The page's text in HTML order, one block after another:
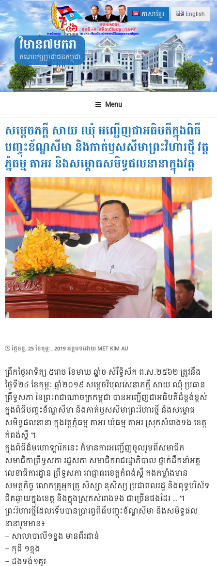
Skip
to
content
ភាសាខ្មែរ English
វិមាន៧មករា
គណបក្សប្រជាជនកម្ពុជា
Menu
សម្តេចភក្តី សាយ ឈុំ អញ្ជើញជាអធិបតីក្នុងពិធី
បញ្ចុះខ័ណ្ឌសីមា និងកាត់ឫសសីមាព្រះវិហារថ្មី វត្ត
ភ្នំធម្ម តាអរ និងសម្ពោធសមិទ្ធផលនានាក្នុងវត្ត
POSTED
ថ្ងៃ​ចន្ទ, 25 ខែ​កុម្ភៈ, 2019អត្ថបទដោយ MET KIM AU
ព្រឹកថ្ងៃអាទិត្យ ៥រោច ខែមាឃ ឆ្នាំច សំរឹទ្ធិស័ក ព.ស.២៥៦២ ត្រូវនឹង
ថ្ងៃទី២៤ ខែកុម្ភៈ ឆ្នាំ២០១៩ សម្តេចវិបុលសេនាភក្តី សាយ ឈុំ ប្រធាន
ព្រឹទ្ធសភា នៃព្រះរាជាណាចក្រកម្ពុជា បានអញ្ជើញជាអធិបតីដ៏ខ្ពង់ខ្ពស់
ក្នុងពិធីបញ្ចុះខ័ណ្ឌសីមា និងកាត់ឫសសីមាព្រះវិហារថ្មី និងសម្ពោធ
សមិទ្ធផលនានា ក្នុងវត្តភ្នំធម្ម តាអរ ឃុំធម្ម តាអរ ស្រុកសំរោងទង ខេត្ត
កំពង់ស្ព ឺ ។
ក្នុងពិធីដ៏មហោឡារិកនេះ ក៏មានការអញ្ជើញចូលរួមពីសមាជិក
សមាជិកាព្រឹទ្ធសភា រដ្ឋសភា សមាជិករាជរដ្ឋាភិបាល ថ្នាក់ដឹកនាំអគ្គ
លេខាធិការដ្ឋាន ព្រឹទ្ធសភា អាជ្ញាធរខេត្តកំពង់ស្ពឺ កងកម្លាំងមាន
សមត្ថកិច្ច លោកគ្រូអ្នកគ្រូ សិស្សា នុសិស្ស ប្រជាពលរដ្ឋ និងពុទ្ធបរិស័ទ
ជិតឆ្ងាយក្នុងខេត្ត និងក្នុងស្រុកសំរោងទង ជាច្រើនផងដែរ … ។
ព្រះវិហារថ្មីដែលទើបបានប្រារព្វពិធីបញ្ចុះខ័ណ្ឌសីមា និងសមិទ្ធផល
នានារួមមាន៖
– សាលាបាលី១ខ្នង មានពីរជាន់
– កុដិ ១ខ្នង
– ដងទង់១គូរ